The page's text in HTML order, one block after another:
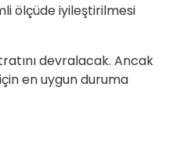
ölçüde iyileştirilmesi
devralacak. Ancak
en uygun duruma